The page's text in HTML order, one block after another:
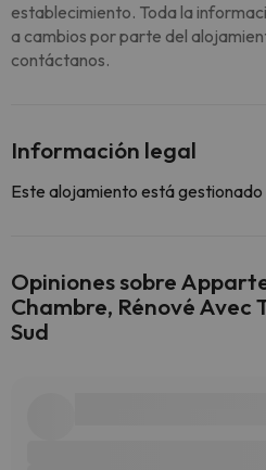
establecimiento. Toda la
a cambios por parte del
contáctanos.
Información legal
Este alojamiento está
Opiniones sobre
Chambre, Rénové Avec
Sud